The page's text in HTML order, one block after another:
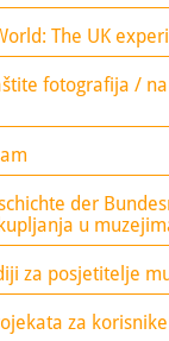
The UK
fotografija /
der
u
za posjetitelje
za